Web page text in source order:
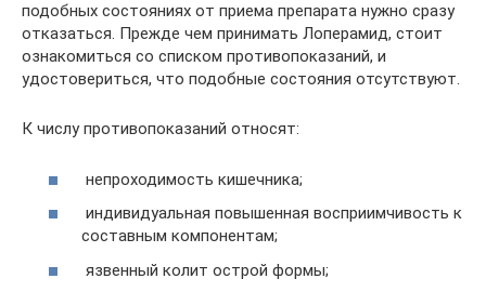
подобных состояниях от приема препарата нужно сразу
отказаться. Прежде чем принимать Лоперамид, стоит
ознакомиться со списком противопоказаний, и
удостовериться, что подобные состояния отсутствуют.
К числу противопоказаний относят:
непроходимость кишечника;
индивидуальная повышенная восприимчивость к
составным компонентам;
язвенный колит острой формы;